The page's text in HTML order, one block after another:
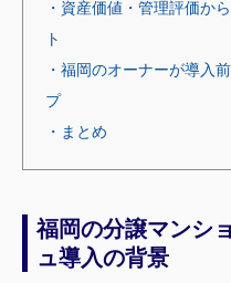
・資産価値・管理評価か
ト
・福岡のオーナーが導入
プ
・まとめ
福岡の分譲マンシ
ュ導入の背景